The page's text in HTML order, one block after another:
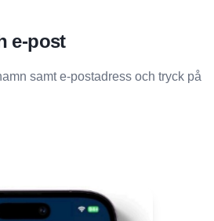
e-post
samt e-postadress och tryck på